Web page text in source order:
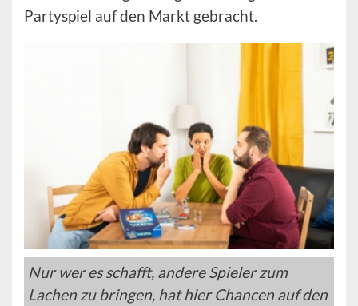
Partyspiel auf den Markt gebracht.
Nur wer es schafft, andere Spieler zum
Lachen zu bringen, hat hier Chancen auf den